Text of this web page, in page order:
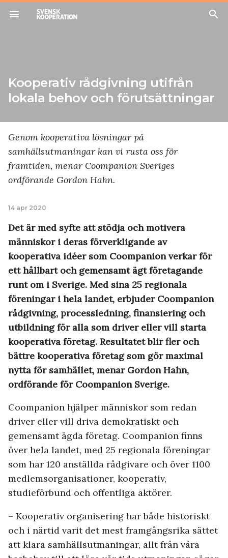
menu search
Kooperativ rådgivning utifrån
lokala behov och förutsättningar
Genom kooperativa lösningar på
samhällsutmaningar kan vi rusta oss för
framtiden, menar Coompanion Sveriges
ordförande Gordon Hahn.
14 apr 2020
Det är med syfte att stödja och motivera
människor i deras förverkligande av
kooperativa idéer som Coompanion verkar för
ett hållbart och gemensamt ägt företagande
runt om i Sverige. Med sina 25 regionala
föreningar i hela landet, erbjuder Coompanion
rådgivning, processledning, finansiering och
utbildning för alla som driver eller vill starta
kooperativa företag. Resultatet blir fler och
bättre kooperativa företag som gör maximal
nytta för samhället, menar Gordon Hahn,
ordförande för Coompanion Sverige.
Coompanion hjälper människor som redan
driver eller vill driva demokratiskt och
gemensamt ägda företag. Coompanion finns
över hela landet, med 25 regionala föreningar
som har 120 anställda rådgivare och över 1100
medlemsorganisationer, kooperativ,
studieförbund och offentliga aktörer.
– ­Kooperativ organisering har både historiskt
och i närtid varit det mest framgångsrika sättet
att klara samhällsutmaningar, allt från våra